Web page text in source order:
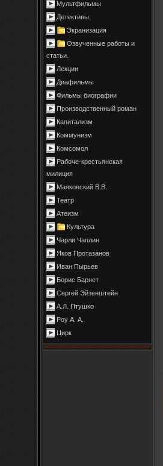
Мультфильмы
Детективы
Экранизация
Озвученные работы и
статьи.
Лекции
Диафильмы
Фильмы биографии
Производственный роман
Капитализм
Коммунизм
Комсомол
Рабоче-крестьянская
милиция
Маяковский В.В.
Театр
Атеизм
Культура
Чарли Чаплин
Яков Протазанов
Иван Пырьев
Борис Барнет
Сергей Эйзенштейн
А.Л. Птушко
Роу А. А.
Цирк